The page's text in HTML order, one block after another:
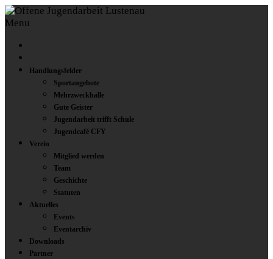
Menu
Handlungsfelder
Sportangebote
Mehrzweckhalle
Gute Geister
Jugendarbeit trifft Schule
Jugendcafé CFY
Verein
Mitglied werden
Team
Geschichte
Statuten
Aktuelles
Events
Eventarchiv
Downloads
Partner